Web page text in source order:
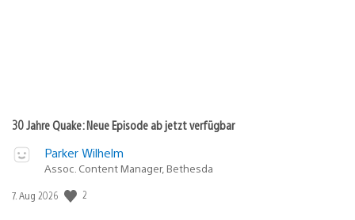
30 Jahre Quake: Neue Episode ab jetzt verfügbar
Parker Wilhelm
Assoc. Content Manager, Bethesda
Veröffentlichungsdatum:
7. Aug 2026 2